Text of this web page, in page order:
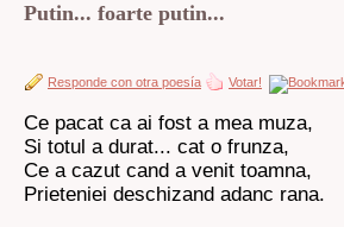
Putin... foarte putin...
Responde con otra poesía Votar!
Ce pacat ca ai fost a mea muza,
Si totul a durat... cat o frunza,
Ce a cazut cand a venit toamna,
Prieteniei deschizand adanc rana.